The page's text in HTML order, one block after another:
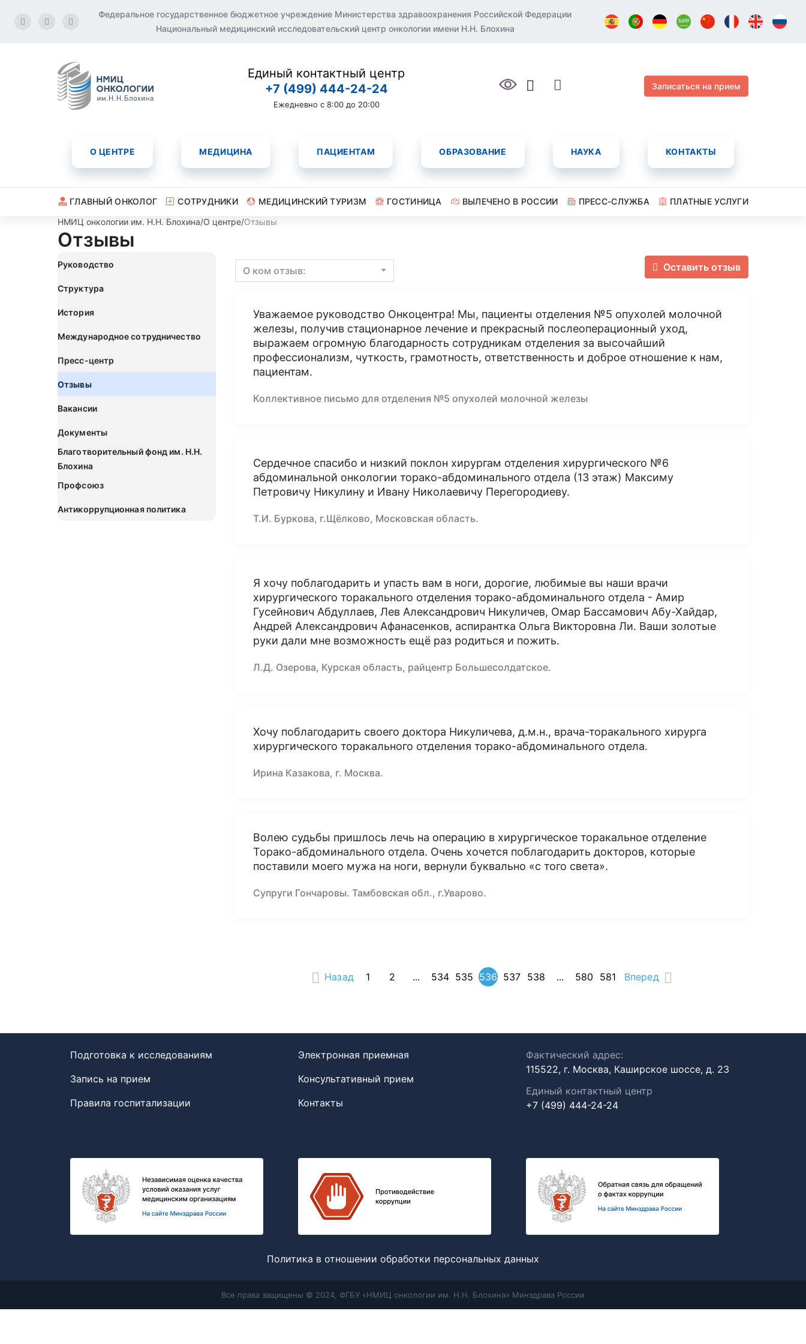
Федеральное государственное бюджетное учреждение Министерства здравоохранения Российской Федерации
Национальный медицинский исследовательский центр онкологии имени Н.Н. Блохина
Единый контактный центр
+7 (499) 444-24-24
Ежедневно с 8:00 до 20:00
Записаться на прием
О ЦЕНТРЕ МЕДИЦИНА ПАЦИЕНТАМ ОБРАЗОВАНИЕ НАУКА КОНТАКТЫ
ГЛАВНЫЙ ОНКОЛОГ СОТРУДНИКИ МЕДИЦИНСКИЙ ТУРИЗМ ГОСТИНИЦА ВЫЛЕЧЕНО В РОССИИ ПРЕСС-СЛУЖБА
ПЛАТНЫЕ УСЛУГИ
НМИЦ онкологии им. Н.Н. Блохина/О центре/Отзывы
Отзывы
Руководство
Структура
История
Международное сотрудничество
Пресс-центр
Отзывы
Вакансии
Документы
Благотворительный фонд им. Н.Н.
Блохина
Профсоюз
Антикоррупционная политика
Оставить отзыв
О ком отзыв:
Уважаемое руководство Онкоцентра! Мы, пациенты отделения №5 опухолей молочной
железы, получив стационарное лечение и прекрасный послеоперационный уход,
выражаем огромную благодарность сотрудникам отделения за высочайший
профессионализм, чуткость, грамотность, ответственность и доброе отношение к нам,
пациентам.
Коллективное письмо для отделения №5 опухолей молочной железы
Сердечное спасибо и низкий поклон хирургам отделения хирургического №6
абдоминальной онкологии торако-абдоминального отдела (13 этаж) Максиму
Петровичу Никулину и Ивану Николаевичу Перегородиеву.
Т.И. Буркова, г.Щёлково, Московская область.
Я хочу поблагодарить и упасть вам в ноги, дорогие, любимые вы наши врачи
хирургического торакального отделения торако-абдоминального отдела - Амир
Гусейнович Абдуллаев, Лев Александрович Никуличев, Омар Бассамович Абу-Хайдар,
Андрей Александрович Афанасенков, аспирантка Ольга Викторовна Ли. Ваши золотые
руки дали мне возможность ещё раз родиться и пожить.
Л.Д. Озерова, Курская область, райцентр Большесолдатское.
Хочу поблагодарить своего доктора Никуличева, д.м.н., врача-торакального хирурга
хирургического торакального отделения торако-абдоминального отдела.
Ирина Казакова, г. Москва.
Волею судьбы пришлось лечь на операцию в хирургическое торакальное отделение
Торако-абдоминального отдела. Очень хочется поблагодарить докторов, которые
поставили моего мужа на ноги, вернули буквально «с того света».
Супруги Гончаровы. Тамбовская обл., г.Уварово.
Назад 1 2 ... 534 535 536 537 538 ... 580 581 Вперед
Подготовка к исследованиям
Запись на прием
Правила госпитализации
Электронная приемная
Консультативный прием
Контакты
Фактический адрес:
115522, г. Москва, Каширское шоссе, д. 23
Единый контактный центр
+7 (499) 444-24-24
Политика в отношении обработки персональных данных
Все права защищены © 2024, ФГБУ «НМИЦ онкологии им. Н.Н. Блохина» Минздрава России